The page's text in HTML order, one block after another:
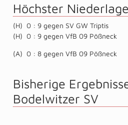
Höchster Niederlage
(H) 0 : 9 gegen SV GW Triptis
(H) 0 : 9 gegen VfB 09 Pößneck
(A) 0 : 8 gegen VfB 09 Pößneck
Bisherige
Bodelwitzer SV